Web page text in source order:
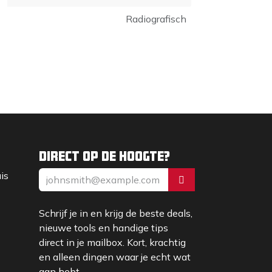
Radiografisch
Direct op de hoogte?
Schrijf je in en krijg de beste deals,
nieuwe tools en handige tips
direct in je mailbox. Kort, krachtig
en alleen dingen waar je echt wat